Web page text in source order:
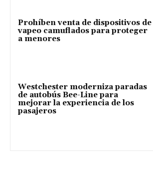
Prohíben venta de dispositivos de
vapeo camuflados para proteger
a menores
Westchester moderniza paradas
de autobús Bee-Line para
mejorar la experiencia de los
pasajeros